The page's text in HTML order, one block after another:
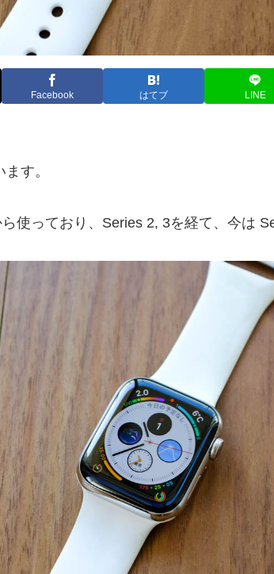
Facebook はてブ LINE
す。
使っており、Series 2, 3を経て、今は